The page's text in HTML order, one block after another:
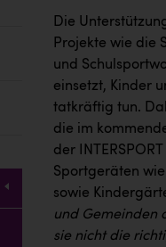
Die
Projekte wie die
und
einsetzt, Kinder
tatkräftig tun.
die im
der
Sportgeräten
sowie
und Gemeinden
sie nicht die